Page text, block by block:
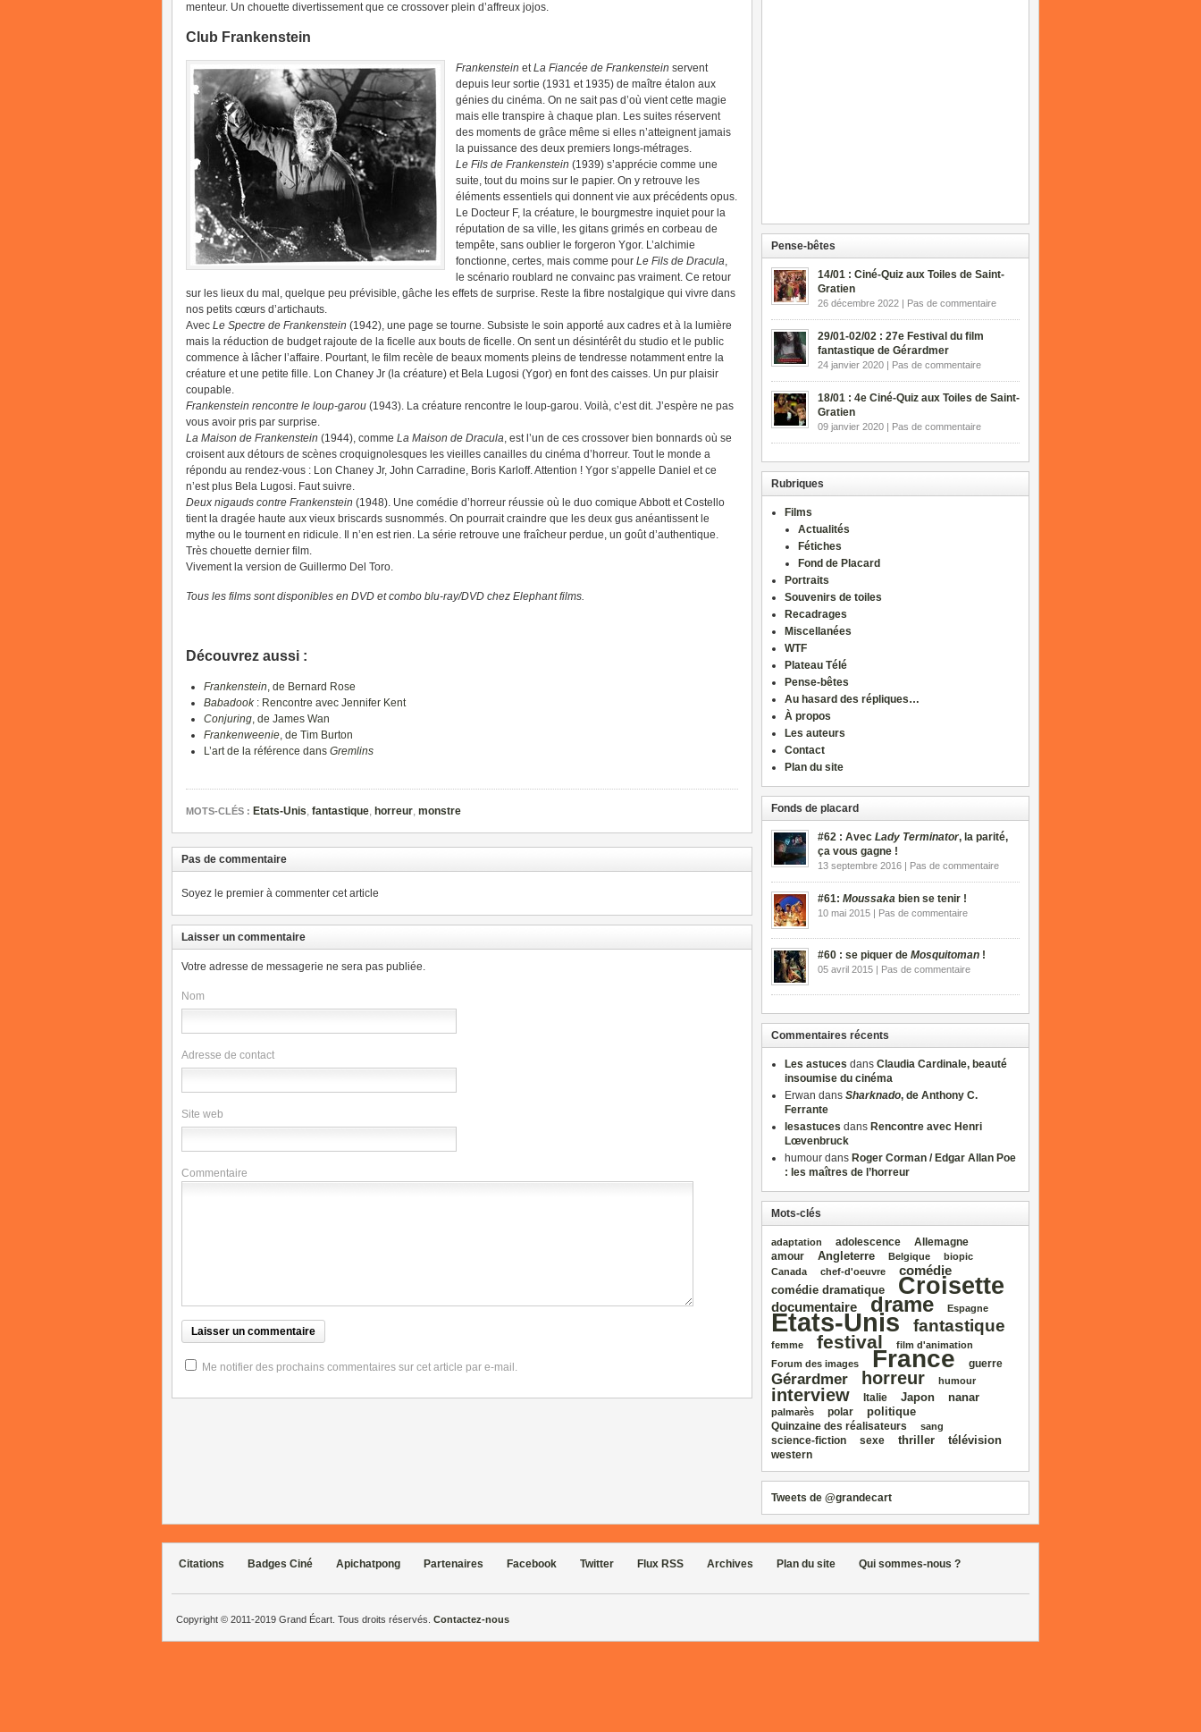
menteur. Un chouette divertissement que ce crossover plein d’affreux jojos.
Club Frankenstein
Frankenstein etLa Fiancée de Frankenstein servent
depuis leur sortie (1931 et 1935) de maître étalon aux
génies du cinéma. On ne sait pas d’où vient cette magie
mais elle transpire à chaque plan. Les suites réservent
des moments de grâce même si elles n’atteignent jamais
la puissance des deux premiers longs-métrages.
Le Fils de Frankenstein (1939) s’apprécie comme une
suite, tout du moins sur le papier. On y retrouve les
éléments essentiels qui donnent vie aux précédents opus.
Le Docteur F, la créature, le bourgmestre inquiet pour la
réputation de sa ville, les gitans grimés en corbeau de
tempête, sans oublier le forgeron Ygor. L’alchimie
fonctionne, certes, mais comme pour Le Fils de Dracula,
le scénario roublard ne convainc pas vraiment. Ce retour
sur les lieux du mal, quelque peu prévisible, gâche les effets de surprise. Reste la fibre nostalgique qui vivre dans
nos petits cœurs d’artichauts.
Avec Le Spectre de Frankenstein (1942), une page se tourne. Subsiste le soin apporté aux cadres et à la lumière
mais la réduction de budget rajoute de la ficelle aux bouts de ficelle. On sent un désintérêt du studio et le public
commence à lâcher l’affaire. Pourtant, le film recèle de beaux moments pleins de tendresse notamment entre la
créature et une petite fille. Lon Chaney Jr (la créature) et Bela Lugosi (Ygor) en font des caisses. Un pur plaisir
coupable.
Frankenstein rencontre le loup-garou (1943). La créature rencontre le loup-garou. Voilà, c’est dit. J’espère ne pas
vous avoir pris par surprise.
La Maison de Frankenstein (1944), comme La Maison de Dracula, est l’un de ces crossover bien bonnards où se
croisent aux détours de scènes croquignolesques les vieilles canailles du cinéma d’horreur. Tout le monde a
répondu au rendez-vous : Lon Chaney Jr, John Carradine, Boris Karloff. Attention ! Ygor s’appelle Daniel et ce
n’est plus Bela Lugosi. Faut suivre.
Deux nigauds contre Frankenstein (1948). Une comédie d’horreur réussie où le duo comique Abbott et Costello
tient la dragée haute aux vieux briscards susnommés. On pourrait craindre que les deux gus anéantissent le
mythe ou le tournent en ridicule. Il n’en est rien. La série retrouve une fraîcheur perdue, un goût d’authentique.
Très chouette dernier film.
Vivement la version de Guillermo Del Toro.
Tous les films sont disponibles en DVD et combo blu-ray/DVD chez Elephant films.
Découvrez aussi :
Frankenstein, de Bernard Rose
Babadook: Rencontre avec Jennifer Kent
Conjuring, de James Wan
Frankenweenie, de Tim Burton
L’art de la référence dans Gremlins
MOTS-CLÉS : Etats-Unis, fantastique, horreur, monstre
Pas de commentaire
Soyez le premier à commenter cet article
Laisser un commentaire
Votre adresse de messagerie ne sera pas publiée.
Nom
Adresse de contact
Site web
Commentaire
Me notifier des prochains commentaires sur cet article par e-mail.
Pense-bêtes
14/01 : Ciné-Quiz aux Toiles de Saint-
Gratien
26 décembre 2022 | Pas de commentaire
29/01-02/02 : 27e Festival du film
fantastique de Gérardmer
24 janvier 2020 | Pas de commentaire
18/01 : 4e Ciné-Quiz aux Toiles de Saint-
Gratien
09 janvier 2020 | Pas de commentaire
Rubriques
Films
Actualités
Fétiches
Fond de Placard
Portraits
Souvenirs de toiles
Recadrages
Miscellanées
WTF
Plateau Télé
Pense-bêtes
Au hasard des répliques…
À propos
Les auteurs
Contact
Plan du site
Fonds de placard
#62 : Avec Lady Terminator, la parité,
ça vous gagne !
13 septembre 2016 | Pas de commentaire
#61: Moussaka bien se tenir !
10 mai 2015 | Pas de commentaire
#60 : se piquer de Mosquitoman !
05 avril 2015 | Pas de commentaire
Commentaires récents
Les astuces dans Claudia Cardinale, beauté
insoumise du cinéma
Erwan dans Sharknado, de Anthony C.
Ferrante
lesastuces dans Rencontre avec Henri
Lœvenbruck
humour dans Roger Corman / Edgar Allan Poe
: les maîtres de l’horreur
Mots-clés
adaptation adolescence Allemagne
amour Angleterre Belgique
biopic
Canada
chef‑d'oeuvre comédie
comédie dramatique Croisette
documentaire drame Espagne
Etats‑Unis fantastique
femme festival
film d'animation
Forum des images
France guerre
Gérardmer horreur humour
interview Italie Japon nanar
palmarès polar politique
Quinzaine des réalisateurs sang
science‑fiction sexe thriller télévision
western
Tweets de @grandecart
Citations Badges Ciné Apichatpong Partenaires Facebook Twitter Flux RSS Archives Plan du site Qui sommes-nous ?
Copyright © 2011-2019 Grand Écart. Tous droits réservés. Contactez-nous